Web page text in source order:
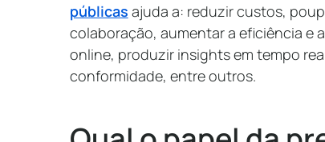
públicas ajuda a: reduzir custos,
colaboração, aumentar a eficiência e
online, produzir insights em tempo
conformidade, entre outros.